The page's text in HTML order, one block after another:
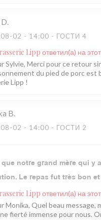
D
02 - 14:00 - ГОСТИ 4
Lipp ответил(а) на
Sylvie, Merci pour ce retour
du pied de porc
Lipp !
B
02 - 14:00 - ГОСТИ 2
que notre grand mère qui y
Le repas fut très bon
Lipp ответил(а) на
Monika, Quel beau
fierté immense pour nous.